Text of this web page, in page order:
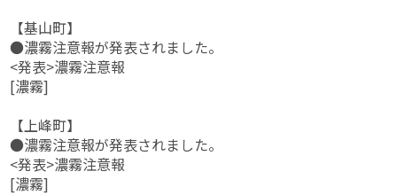
【基山町】
●濃霧注意報が発表されました。
<発表>濃霧注意報
[濃霧]
【上峰町】
●濃霧注意報が発表されました。
<発表>濃霧注意報
[濃霧]